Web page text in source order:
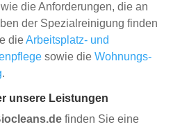
die Anforderungen, die an
der Spezialreinigung finden
dieArbeitsplatz- und
sowie dieWohnungs-
.
unsere Leistungen
finden Sie eine